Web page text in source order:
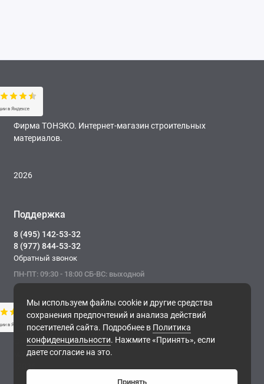
Мы используем файлы cookie и другие средства
сохранения предпочтений и анализа действий
посетителей сайта. Подробнее в Политика
конфиденциальности. Нажмите «Принять», если
даете согласие на это.
Принять
Фирма ТОНЭКО. Интернет-магазин строительных
материалов.
2026
Поддержка
8 (495) 142-53-32
8 (977) 844-53-32
Обратный звонок
ПН-ПТ: 09:30 - 18:00 СБ-ВС: выходной
Фирма ТОНЭКО. Интернет-магазин строительных
материалов.